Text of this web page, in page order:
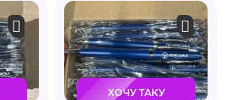
ХОЧУ ТАКУ